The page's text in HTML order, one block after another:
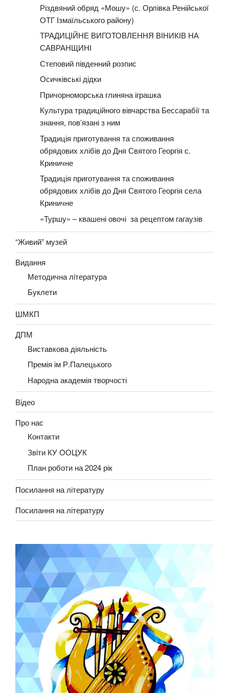
Різдвяний обряд «Мошу» (с. Орлівка Ренійської
ОТГ Ізмаїльського району)
ТРАДИЦІЙНЕ ВИГОТОВЛЕННЯ ВІНИКІВ НА
САВРАНЩИНІ
Степовий південний розпис
Осичківські дідки
Причорноморська глиняна іграшка
Культура традиційного вівчарства Бессарабії та
знання, пов’язані з ним
Традиція приготування та споживання
обрядових хлібів до Дня Святого Георгія с.
Криничне
Традиція приготування та споживання
обрядових хлібів до Дня Святого Георгія села
Криничне
«Туршу» – квашені овочі за рецептом гагаузів
“Живий” музей
Видання
Методична лiтература
Буклети
ШМКП
ДПМ
Виставкова діяльність
Премія ім Р.Палецького
Народна академія творчості
Вiдео
Про нас
Контакти
Звiти КУ ООЦУК
План роботи на 2024 рік
Посилання на літературу
Посилання на літературу